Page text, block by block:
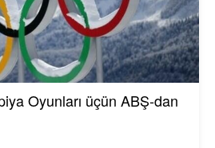
Oyunları üçün ABŞ-dan